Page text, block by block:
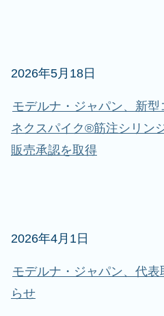
2026年5月18日
モデルナ・ジャパン、新
ネクスパイク®筋注シリン
販売承認を取得
2026年4月1日
モデルナ・ジャパン、代
らせ